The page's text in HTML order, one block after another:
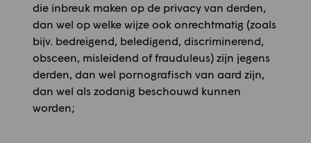
die inbreuk maken op de privacy van derden,
dan wel op welke wijze ook onrechtmatig (zoals
bijv. bedreigend, beledigend, discriminerend,
obsceen, misleidend of frauduleus) zijn jegens
derden, dan wel pornografisch van aard zijn,
dan wel als zodanig beschouwd kunnen
worden;